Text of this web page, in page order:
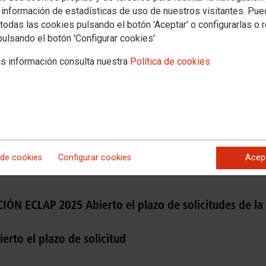
de estadísticas de uso de nuestros visitantes.
las cookies pulsando el botón 'Aceptar' o configurarlas o
el botón 'Configurar cookies'
información consulta nuestra Política de cookies
cookies Configurar cookies
Convenios
Documentos
Administración Autonómica
5º Congreso - Asambleas Congresuales
competencial de formación en competencias
Administrativo 2025/2026
Administrativo 2025/2026
ECLAP 2025 Abierto el plazo de solicitudes de
el plazo de solicitud